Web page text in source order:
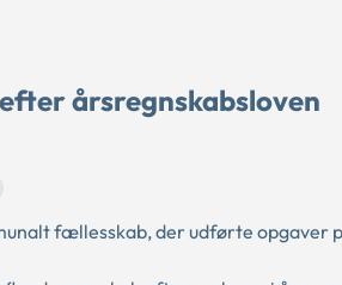
årsregnskabsloven
fællesskab, der udførte opgaver